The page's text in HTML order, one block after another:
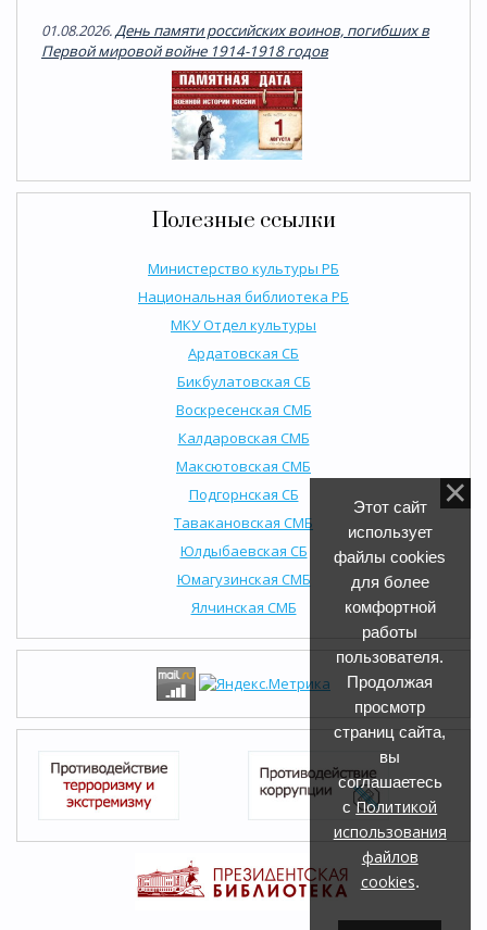
01.08.2026.День памяти российских воинов, погибших в
Первой мировой войне 1914-1918 годов
Полезные ссылки
Министерство культуры РБ
Национальная библиотека РБ
МКУ Отдел культуры
Ардатовская СБ
Бикбулатовская СБ
Воскресенская СМБ
Калдаровская СМБ
Максютовская СМБ
Подгорнская СБ
Тавакановская СМБ
Юлдыбаевская СБ
Юмагузинская СМБ
Ялчинская СМБ
Этот сайт
использует
файлы cookies
для более
комфортной
работы
пользователя.
Продолжая
просмотр
страниц сайта,
вы
соглашаетесь
сПолитикой
использования
файлов
cookies.